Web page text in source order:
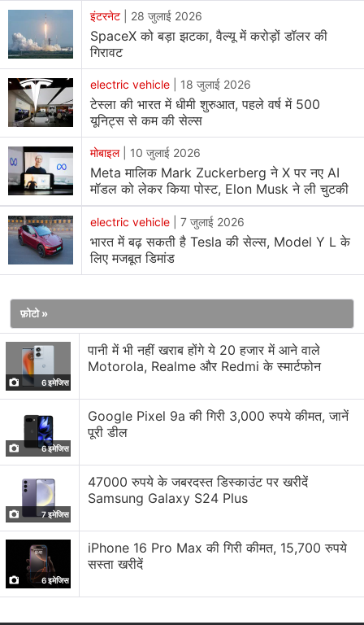
हालांकि, एक नई रिपोर्ट की मानें तो यह सिर्फ शुरुआत है। कंपनी कथित
तौर पर Google के Gemini और अन्य प्रमुख AI मॉडल के साथ आगे
AI इंटिग्रेशन के लिए अपना प्लेटफॉर्म ओपन के लिए तैयार है।
अरबपति एलन मस्क ने सोमवार को कहा कि अगर iPhone बनाने वाली
Apple ऑपरेटिंग सिस्टम लेवल पर OpenAI को इंटिग्रेट करता है तो
वह अपने कंपनियों के ऑफिस में Apple डिवाइस पर बैन लगा देंगे।
उन्होंने इस साझेदारी को "अस्वीकार्य सिक्योरिटी उल्लंघन" करार दिया।
X पर अपने एक पोस्ट में उन्होंने लिखा, (अनुवादित) "यदि ऐप्पल ओएस
लेवल पर ओपनएआई को एकीकृत करता है, तो मेरी कंपनियों में ऐप्पल
डिवाइस पर बैन लगा दिया जाएगा। यह एक अस्वीकार्य सिक्योरिटी
उल्लंघन है।"
If Apple integrates OpenAI at the OS level, then
Apple devices will be banned at my companies.
That is an unacceptable security violation.
— Elon Musk (@elonmusk)
वहीं, एक अन्य पोस्ट
में उन्होंने अपनी कंपनियों के ऑफिस में आने वाले
विजिटर्स के लिए भी चेतावनी जारी की और लिखा, "और विजिटर्स को
अपने ऐप्पल डिवाइस को दरवाजे पर जांचना होगा, जहां उन्हें फैराडे केज में
इंटरनेट 28 जुलाई 2026
SpaceX को बड़ा झटका, वैल्यू में करोड़ों डॉलर की
गिरावट
electric vehicle 18 जुलाई 2026
टेस्ला की भारत में धीमी शुरुआत, पहले वर्ष में 500
यूनिट्स से कम की सेल्स
मोबाइल| 10 जुलाई 2026
Meta मालिक Mark Zuckerberg ने X पर नए AI
मॉडल को लेकर किया पोस्ट, Elon Musk ने ली चुटकी
electric vehicle 7 जुलाई 2026
भारत में बढ़ सकती है Tesla की सेल्स, Model Y L के
लिए मजबूत डिमांड
फ़ोटो »
6 इमेजिस
पानी में भी नहीं खराब होंगे ये 20 हजार में आने वाले
Motorola, Realme और Redmi के स्मार्टफोन
6 इमेजिस
Google Pixel 9a की गिरी 3,000 रुपये कीमत, जानें
पूरी डील
7 इमेजिस
47000 रुपये के जबरदस्त डिस्काउंट पर खरीदें
Samsung Galaxy S24 Plus
6 इमेजिस
iPhone 16 Pro Max की गिरी कीमत, 15,700 रुपये
सस्ता खरीदें